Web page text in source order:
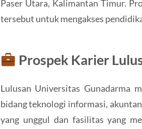
Paser Utara, Kalimantan Timur.
tersebut untuk mengakses
Prospek Karier
Lulusan Universitas Gunadarma
bidang teknologi informasi,
yang unggul dan fasilitas yang